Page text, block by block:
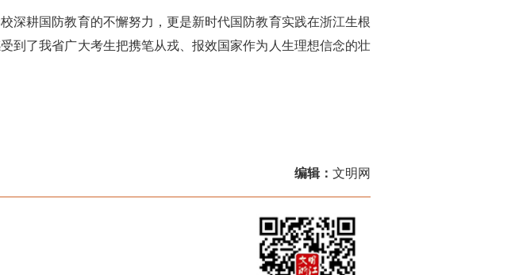
耕国防教育的不懈努力，更是新时代国防教育实践在浙江生根
到了我省广大考生把携笔从戎、报效国家作为人生理想信念的壮
编辑： 文明网